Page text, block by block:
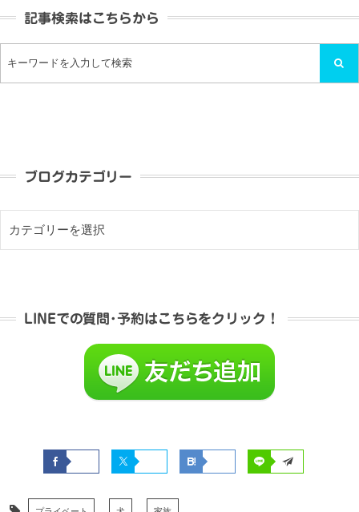
記事検索はこちらから
ブログカテゴリー
LINEでの質問･予約はこちらをクリック！